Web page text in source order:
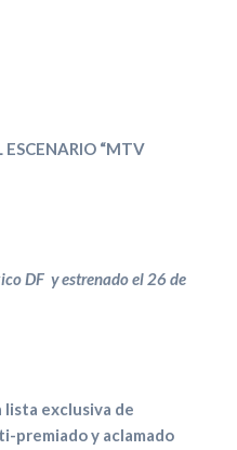
ESCENARIO “MTV
DF y estrenado el 26 de
lista exclusiva de
premiado y aclamado